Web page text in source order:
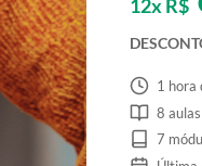
12x R$
1 hora
8 aulas
7